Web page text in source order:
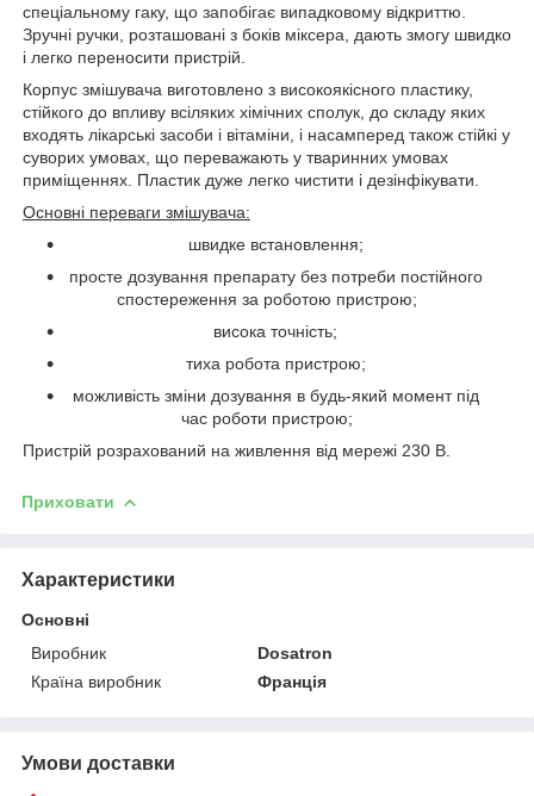
спеціальному гаку, що запобігає випадковому відкриттю.
Зручні ручки, розташовані з боків міксера, дають змогу швидко
і легко переносити пристрій.
Корпус змішувача виготовлено з високоякісного пластику,
стійкого до впливу всіляких хімічних сполук, до складу яких
входять лікарські засоби і вітаміни, і насамперед також стійкі у
суворих умовах, що переважають у тваринних умовах
приміщеннях. Пластик дуже легко чистити і дезінфікувати.
Основні переваги змішувача:
швидке встановлення;
просте дозування препарату без потреби постійного
спостереження за роботою пристрою;
висока точність;
тиха робота пристрою;
можливість зміни дозування в будь-який момент під
час роботи пристрою;
Пристрій розрахований на живлення від мережі 230 В.
Приховати
Характеристики
Основні
Виробник
Dosatron
Країна виробник
Франція
Умови доставки